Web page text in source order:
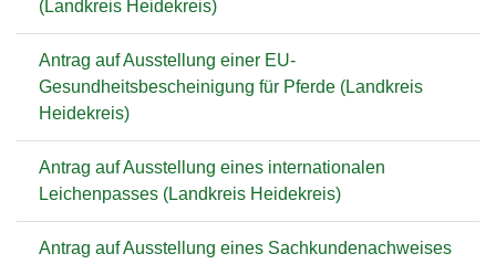
(Landkreis Heidekreis)
Antrag auf Ausstellung einer EU-
Gesundheitsbescheinigung für Pferde (Landkreis
Heidekreis)
Antrag auf Ausstellung eines internationalen
Leichenpasses (Landkreis Heidekreis)
Antrag auf Ausstellung eines Sachkundenachweises